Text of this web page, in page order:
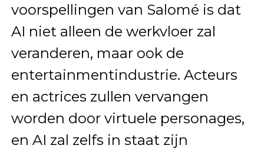
voorspellingen van Salomé is dat
AI niet alleen de werkvloer zal
veranderen, maar ook de
entertainmentindustrie. Acteurs
en actrices zullen vervangen
worden door virtuele personages,
en AI zal zelfs in staat zijn